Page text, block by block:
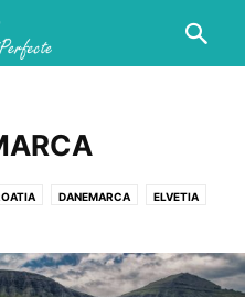
DANEMARCA ELVETIA
OLANDA PORTUGALIA
SUEDIA UNGARIA